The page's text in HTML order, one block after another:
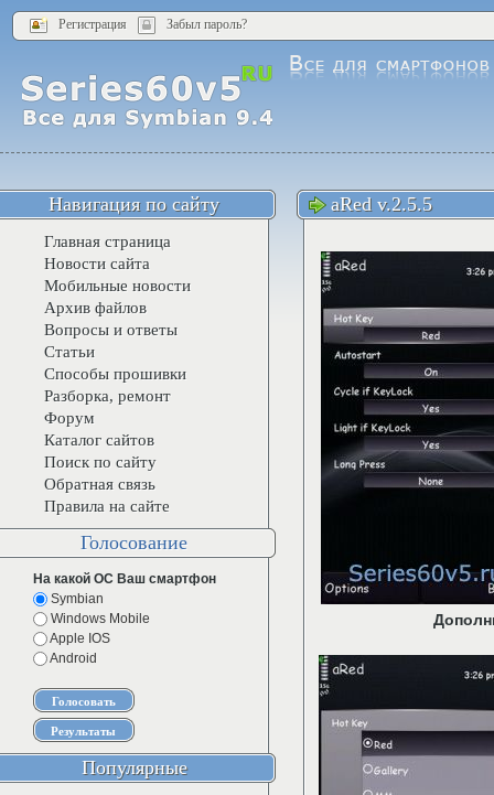
Регистрация Забыл пароль?
aRed v.2.5.5
Навигация по сайту
Главная страница
Новости сайта
Мобильные новости
Архив файлов
Вопросы и ответы
Статьи
Способы прошивки
Разборка, ремонт
Форум
Каталог сайтов
Поиск по сайту
Обратная связь
Правила на сайте
Голосование
На какой ОС Ваш смартфон
Symbian
Windows Mobile
Apple IOS
Android
Популярные